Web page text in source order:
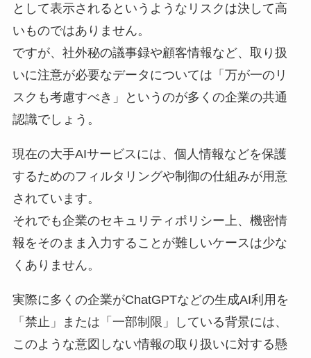
として表示されるというようなリスクは決して高
いものではありません。
ですが、社外秘の議事録や顧客情報など、取り扱
いに注意が必要なデータについては「万が一のリ
スクも考慮すべき」というのが多くの企業の共通
認識でしょう。
現在の大手AIサービスには、個人情報などを保護
するためのフィルタリングや制御の仕組みが用意
されています。
それでも企業のセキュリティポリシー上、機密情
報をそのまま入力することが難しいケースは少な
くありません。
実際に多くの企業がChatGPTなどの生成AI利用を
「禁止」または「一部制限」している背景には、
このような意図しない情報の取り扱いに対する懸